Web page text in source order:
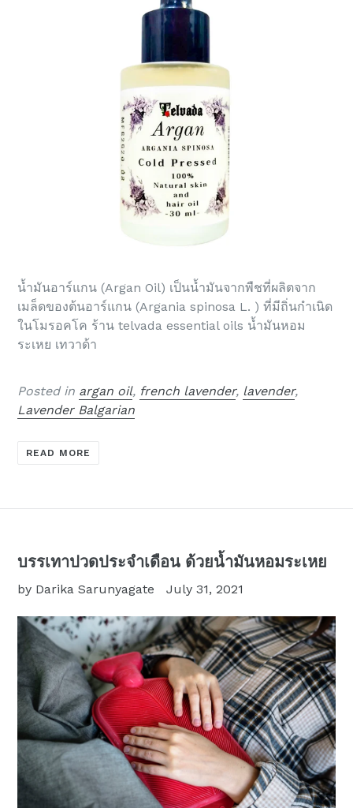
น้ำมันอาร์แกน (Argan Oil) เป็นน้ำมันจากพืชที่ผลิตจาก
เมล็ดของต้นอาร์แกน (Argania spinosa L. ) ที่มีถิ่นกำเนิด
ในโมรอคโค ร้าน telvada essential oils น้ำมันหอม
ระเหย เทวาด้า
Posted in argan oil, french lavender, lavender,
Lavender Balgarian
READ MORE
บรรเทาปวดประจำเดือน ด้วยน้ำมันหอมระเหย
by Darika Sarunyagate July 31, 2021